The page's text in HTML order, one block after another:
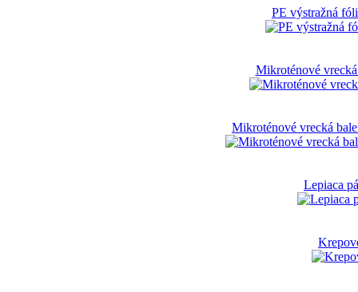
PE výstražná
Mikroténové
Mikroténové vrecká
Lepiaca